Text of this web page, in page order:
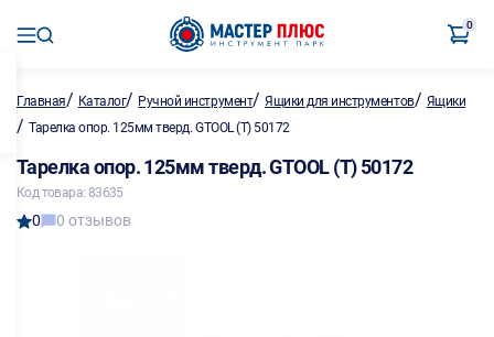
0
Главная/ Каталог/ Ручной инструмент/Ящики для инструментов/ Ящики
/ Тарелка опор. 125мм тверд. GTOOL (Т) 50172
Тарелка опор. 125мм тверд. GTOOL (Т) 50172
Код товара: 83635
0 0 отзывов